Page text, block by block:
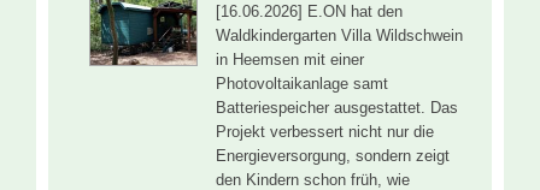
[16.06.2026] E.ON hat den
Waldkindergarten Villa Wildschwein
in Heemsen mit einer
Photovoltaikanlage samt
Batteriespeicher ausgestattet. Das
Projekt verbessert nicht nur die
Energieversorgung, sondern zeigt
den Kindern schon früh, wie